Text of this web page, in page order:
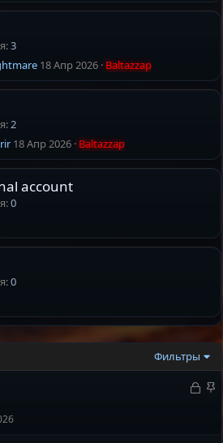
3
18 Апр 2026 Baltazzap
2
18 Апр 2026 Baltazzap
account
0
0
Фильтры
З
З